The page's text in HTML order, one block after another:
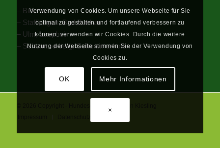
– Biberach
– Stafflangen, Bad Buchau
– Ulm, Laupheim
– Schemmerberg, Schemmerhofen
Verwendung von Cookies. Um unsere Webseite für Sie
optimal zu gestalten und fortlaufend verbessern zu
können, verwenden wir Cookies. Durch die weitere
Nutzung der Webseite stimmen Sie der Verwendung von
Cookies zu.
OK Mehr Informationen
×